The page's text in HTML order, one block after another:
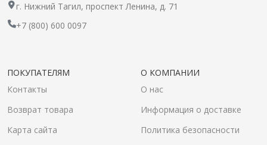
г. Нижний Тагил, проспект Ленина, д. 71
+7 (800) 600 0097
ПОКУПАТЕЛЯМ
Контакты
Возврат товара
Карта сайта
О КОМПАНИИ
О нас
Информация о доставке
Политика безопасности